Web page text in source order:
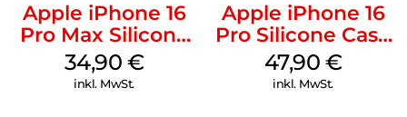
Apple iPhone 16
Pro Max Silicone
Case MagSafe
Denim
34,90 €
inkl. MwSt.
Apple iPhone 16
Pro Silicone Case
MagSafe Denim
47,90 €
inkl. MwSt.